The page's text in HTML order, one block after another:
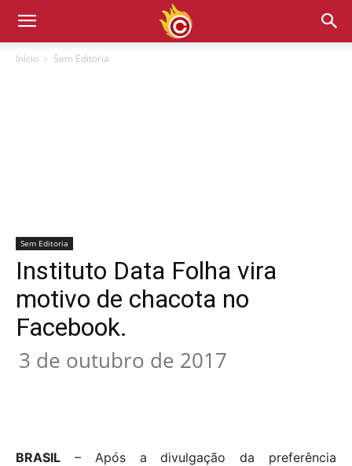
Início Sem Editoria
Sem Editoria
Instituto Data Folha vira
motivo de chacota no
Facebook.
3 de outubro de 2017
BRASIL – Após a divulgação da preferência